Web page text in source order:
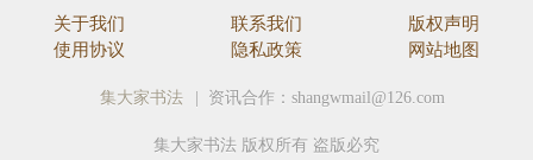
关于我们 联系我们
版权声明
使用协议
隐私政策 网站地图
集大家书法 | 资讯合作：shangwmail@126.com
集大家书法 版权所有 盗版必究